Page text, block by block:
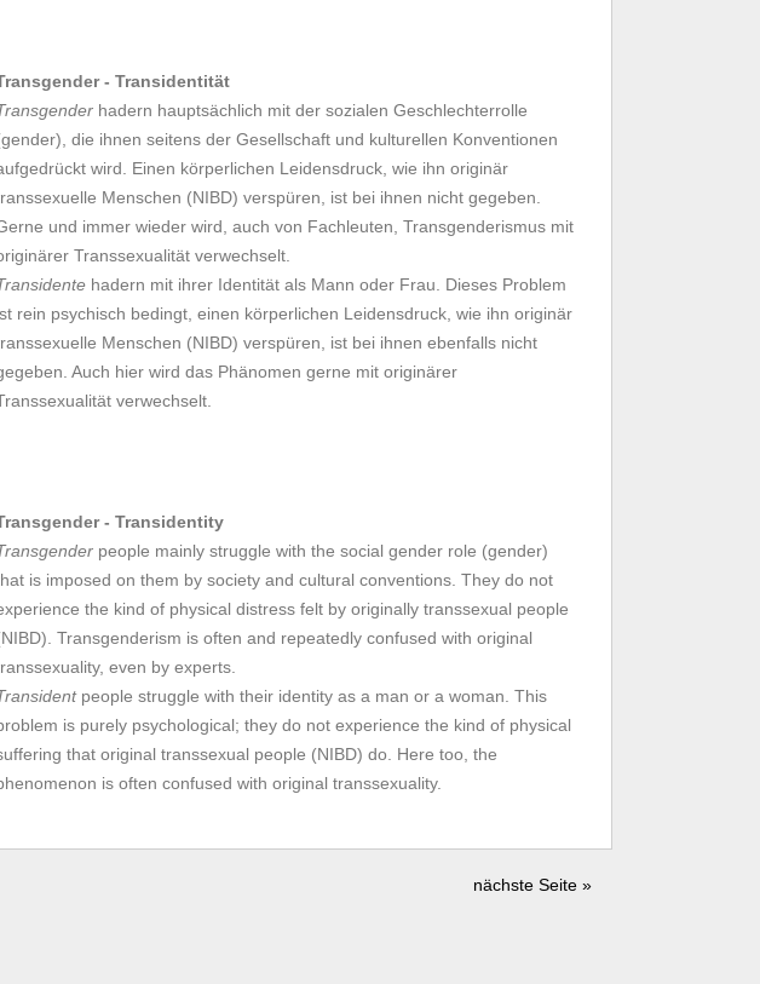
- Transidentität
hadern hauptsächlich mit der sozialen Geschlechterrolle
die ihnen seitens der Gesellschaft und kulturellen Konventionen
wird. Einen körperlichen Leidensdruck, wie ihn originär
Menschen (NIBD) verspüren, ist bei ihnen nicht gegeben.
und immer wieder wird, auch von Fachleuten, Transgenderismus mit
Transsexualität verwechselt.
hadern mit ihrer Identität als Mann oder Frau. Dieses Problem
rein psychisch bedingt, einen körperlichen Leidensdruck, wie ihn originär
Menschen (NIBD) verspüren, ist bei ihnen ebenfalls nicht
Auch hier wird das Phänomen gerne mit originärer
verwechselt.
- Transidentity
people mainly struggle with the social gender role (gender)
is imposed on them by society and cultural conventions. They do not
the kind of physical distress felt by originally transsexual people
Transgenderism is often and repeatedly confused with original
even by experts.
people struggle with their identity as a man or a woman. This
is purely psychological; they do not experience the kind of physical
that original transsexual people (NIBD) do. Here too, the
is often confused with original transsexuality.
nächste Seite »